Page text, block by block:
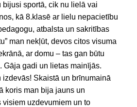
bijusi sportā, cik nu lielā vai
kā 8.klasē ar lielu nepacietību
atbalsta un sakritības
man nekļūt, devos citos visuma
ar domu – tas gan būtu
Gāja gadi un lietas mainījās.
izdevās! Skaistā un brīnumainā
koris man bija jauns un
uzdevumiem un to